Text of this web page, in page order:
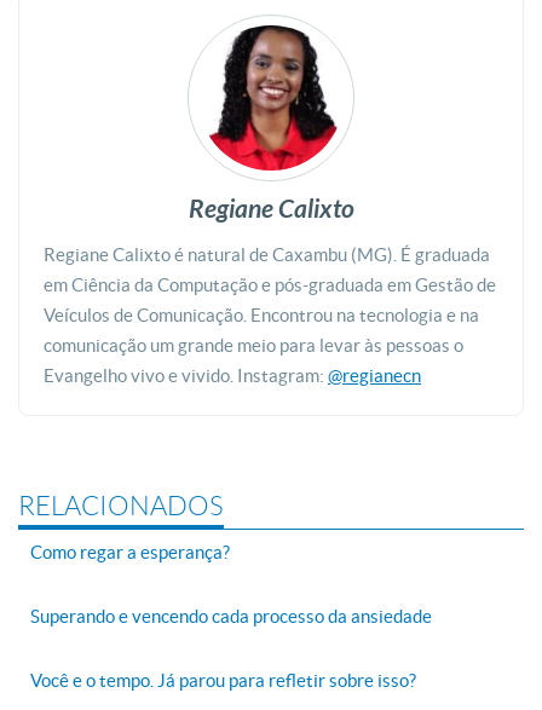
Regiane Calixto
Regiane Calixto é natural de Caxambu (MG). É graduada
em Ciência da Computação e pós-graduada em Gestão de
Veículos de Comunicação. Encontrou na tecnologia e na
comunicação um grande meio para levar às pessoas o
Evangelho vivo e vivido. Instagram: @regianecn
RELACIONADOS
Como regar a esperança?
Superando e vencendo cada processo da ansiedade
Você e o tempo. Já parou para refletir sobre isso?